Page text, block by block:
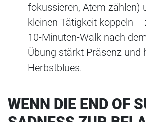
fokussieren, Atem zählen)
kleinen Tätigkeit koppeln –
10-Minuten-Walk nach
Übung stärkt Präsenz und
Herbstblues.
WENN DIE END OF